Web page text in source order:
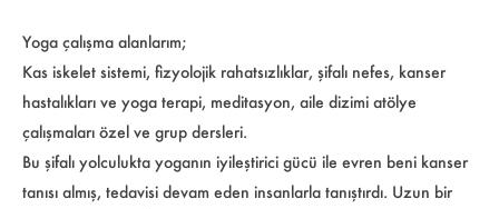
Yoga çalışma alanlarım;
Kas iskelet sistemi, fizyolojik rahatsızlıklar, şifalı nefes, kanser
hastalıkları ve yoga terapi, meditasyon, aile dizimi atölye
çalışmaları özel ve grup dersleri.
Bu şifalı yolculukta yoganın iyileştirici gücü ile evren beni kanser
tanısı almış, tedavisi devam eden insanlarla tanıştırdı. Uzun bir